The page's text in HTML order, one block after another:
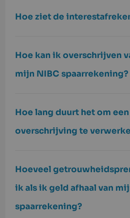
Hoe ziet de
Hoe kan ik overschrijven
mijn NIBC spaarrekening?
Hoe lang duurt het om een
overschrijving te
Hoeveel
ik als ik geld afhaal van
spaarrekening?